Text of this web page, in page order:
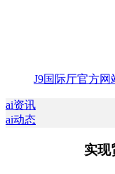
J9国际厅官方网
ai资讯
ai动态
实现